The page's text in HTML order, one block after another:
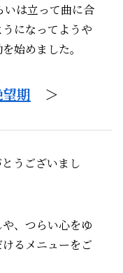
いは立って曲に合
になってようや
始めました。
期 ＞
うございまし
、つらい心をゆ
るメニューをご